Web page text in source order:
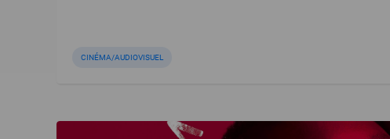
CINÉMA/AUDIOVISUEL